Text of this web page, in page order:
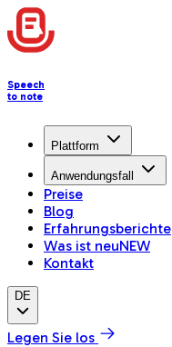
Speech
to note
Plattform
Anwendungsfall
Preise
Blog
Erfahrungsberichte
Was ist neuNEW
Kontakt
DE
Legen Sie los